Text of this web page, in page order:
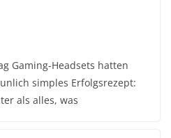
Gaming-Headsets hatten
simples Erfolgsrezept:
als alles, was